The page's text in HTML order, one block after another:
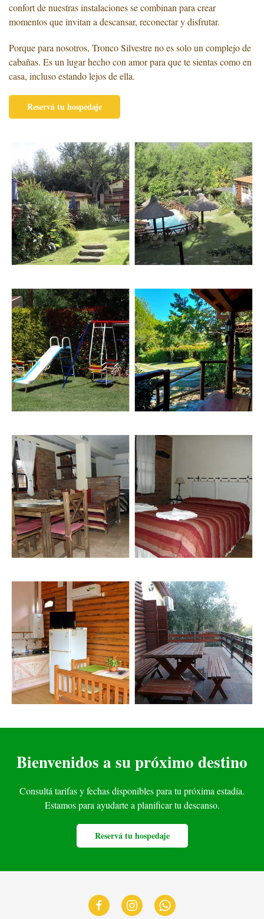
confort de nuestras instalaciones se combinan para crear
momentos que invitan a descansar, reconectar y disfrutar.
Porque para nosotros, Tronco Silvestre no es solo un complejo de
cabañas. Es un lugar hecho con amor para que te sientas como en
casa, incluso estando lejos de ella.
Reservá tu hospedaje
Bienvenidos a su próximo destino
Consultá tarifas y fechas disponibles para tu próxima estadía.
Estamos para ayudarte a planificar tu descanso.
Reservá tu hospedaje